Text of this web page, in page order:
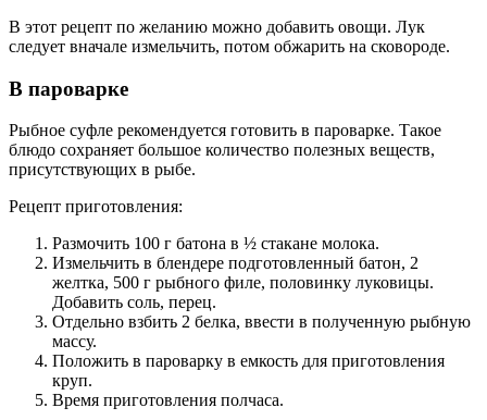
В этот рецепт по желанию можно добавить овощи. Лук
следует вначале измельчить, потом обжарить на сковороде.
В пароварке
Рыбное суфле рекомендуется готовить в пароварке. Такое
блюдо сохраняет большое количество полезных веществ,
присутствующих в рыбе.
Рецепт приготовления:
Размочить 100 г батона в ½ стакане молока.
Измельчить в блендере подготовленный батон, 2
желтка, 500 г рыбного филе, половинку луковицы.
Добавить соль, перец.
Отдельно взбить 2 белка, ввести в полученную рыбную
массу.
Положить в пароварку в емкость для приготовления
круп.
Время приготовления полчаса.